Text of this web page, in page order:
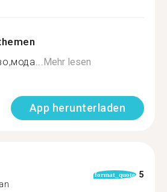
Mehr lesen
App herunterladen
format_quote 5